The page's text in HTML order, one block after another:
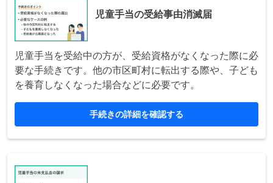
児童手当の受給事由消滅届
児童手当を受給中の方が、受給資格がなくなった際に必
要な手続きです。他の市区町村に転出する際や、子ども
を養育しなくなった場合などに必要です。
手続きの詳細を確認する